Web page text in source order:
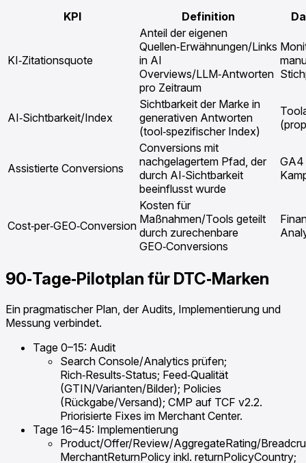
KPI
Definition
KI‑Zitationsquote
Anteil der eigenen
Quellen‑Erwähnungen/Links
in AI
Overviews/LLM‑Antworten
pro Zeitraum
AI‑Sichtbarkeit/Index
Sichtbarkeit der Marke in
generativen Antworten
(tool‑spezifischer Index)
Assistierte Conversions
Conversions mit
nachgelagertem Pfad, der
durch AI‑Sichtbarkeit
beeinflusst wurde
GA4
Cost‑per‑GEO‑Conversion
Kosten für
Maßnahmen/Tools geteilt
durch zurechenbare
GEO‑Conversions
90‑Tage‑Pilotplan für DTC‑Marken
Ein pragmatischer Plan, der Audits, Implementierung und
Messung verbindet.
Tage 0–15: Audit
Search Console/Analytics prüfen;
Rich‑Results‑Status; Feed‑Qualität
(GTIN/Varianten/Bilder); Policies
(Rückgabe/Versand); CMP auf TCF v2.2.
Priorisierte Fixes im Merchant Center.
Tage 16–45: Implementierung
Product/Offer/Review/AggregateRating/
MerchantReturnPolicy inkl. returnPolicyCountry;